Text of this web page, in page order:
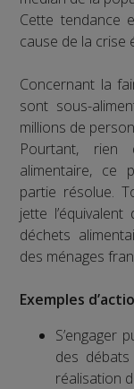
Cette tendance
cause de la crise
Concernant la
sont sous-
millions de
Pourtant, rien
alimentaire, ce
partie résolue.
jette
déchets
des ménages
Exemples
S’engager
des
réalisation